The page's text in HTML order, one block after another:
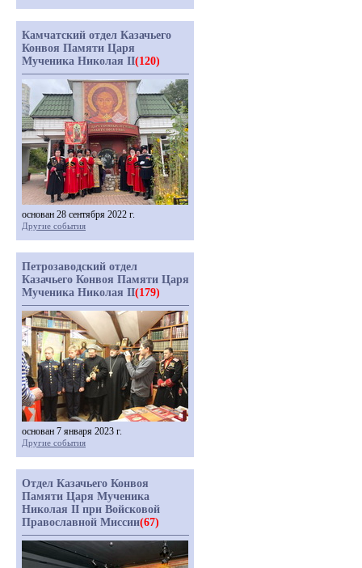
Камчатский отдел Казачьего
Конвоя Памяти Царя
Мученика Николая II(120)
основан 28 сентября 2022 г.
Другие события
Петрозаводский отдел
Казачьего Конвоя Памяти Царя
Мученика Николая II(179)
основан 7 января 2023 г.
Другие события
Отдел Казачьего Конвоя
Памяти Царя Мученика
Николая II при Войсковой
Православной Миссии(67)